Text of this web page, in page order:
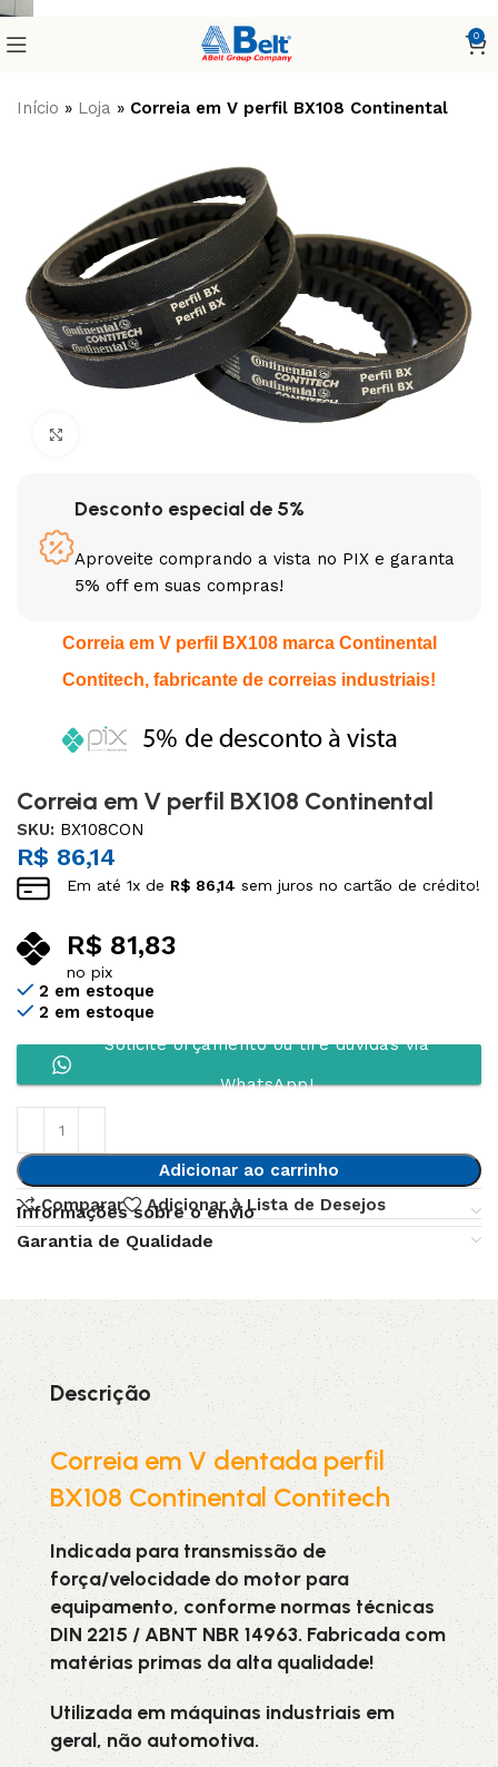
0
Início » Loja » Correia em V perfil BX108 Continental
Desconto especial de 5%
Aproveite comprando a vista no PIX e garanta
5% off em suas compras!
Correia em V perfil BX108 marca Continental
Contitech, fabricante de correias industriais!
Correia em V perfil BX108 Continental
SKU: BX108CON
R$ 86,14
Em até1x de R$ 86,14 sem juros no cartão de crédito!
R$ 81,83
no pix
2 em estoque
2 em estoque
Solicite orçamento ou tire dúvidas via
WhatsApp!
Adicionar ao carrinho
Comparar
Adicionar à Lista de Desejos
Informações sobre o envio
Garantia de Qualidade
Descrição
Correia em V dentada perfil
BX108 Continental Contitech
Indicada para transmissão de
força/velocidade do motor para
equipamento, conforme normas técnicas
DIN 2215 / ABNT NBR 14963. Fabricada com
matérias primas da alta qualidade!
Utilizada em máquinas industriais em
geral, não automotiva.